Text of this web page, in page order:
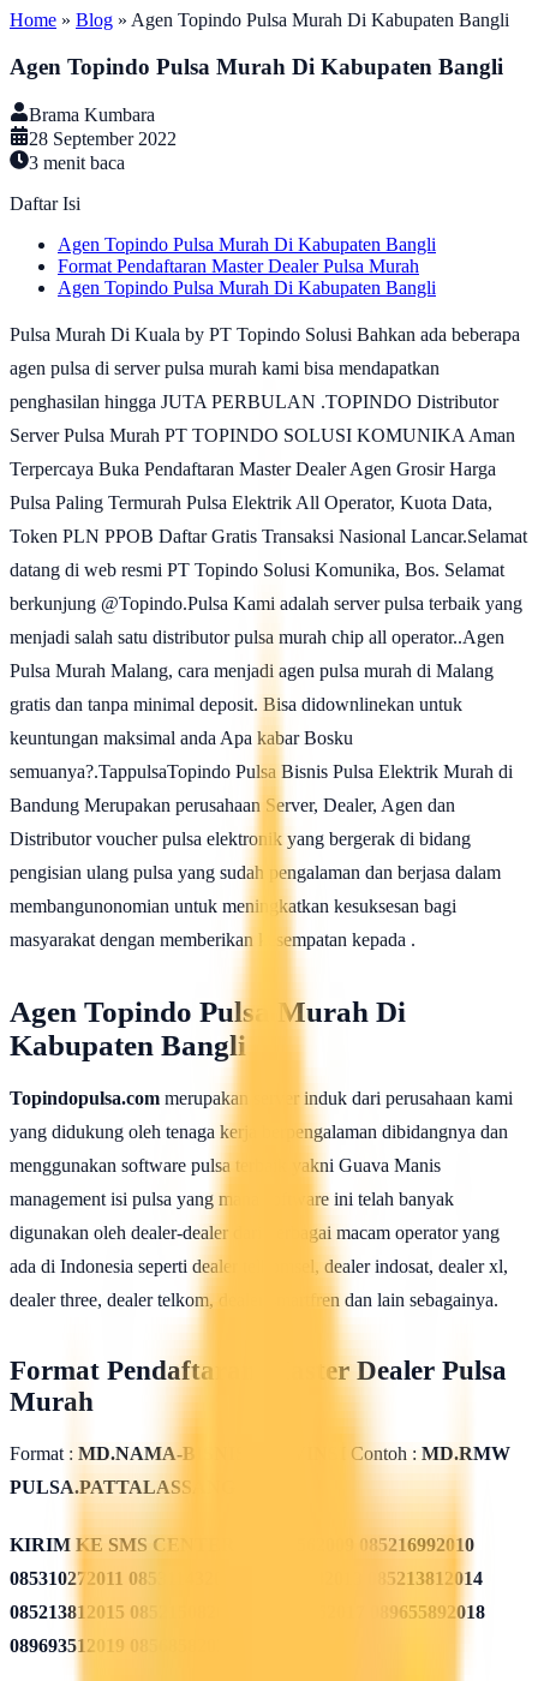
Home » Blog » Agen Topindo Pulsa Murah Di Kabupaten Bangli
Agen Topindo Pulsa Murah Di Kabupaten Bangli
Brama Kumbara
28 September 2022
3 menit baca
Daftar Isi
Agen Topindo Pulsa Murah Di Kabupaten Bangli
Format Pendaftaran Master Dealer Pulsa Murah
Agen Topindo Pulsa Murah Di Kabupaten Bangli
Pulsa Murah Di Kuala by PT Topindo Solusi Bahkan ada beberapa
agen pulsa di server pulsa murah kami bisa mendapatkan
penghasilan hingga JUTA PERBULAN .TOPINDO Distributor
Server Pulsa Murah PT TOPINDO SOLUSI KOMUNIKA Aman
Terpercaya Buka Pendaftaran Master Dealer Agen Grosir Harga
Pulsa Paling Termurah Pulsa Elektrik All Operator, Kuota Data,
Token PLN PPOB Daftar Gratis Transaksi Nasional Lancar.Selamat
datang di web resmi PT Topindo Solusi Komunika, Bos. Selamat
berkunjung @Topindo.Pulsa Kami adalah server pulsa terbaik yang
menjadi salah satu distributor pulsa murah chip all operator..Agen
Pulsa Murah Malang, cara menjadi agen pulsa murah di Malang
gratis dan tanpa minimal deposit. Bisa didownlinekan untuk
keuntungan maksimal anda Apa kabar Bosku
semuanya?.TappulsaTopindo Pulsa Bisnis Pulsa Elektrik Murah di
Bandung Merupakan perusahaan Server, Dealer, Agen dan
Distributor voucher pulsa elektronik yang bergerak di bidang
pengisian ulang pulsa yang sudah pengalaman dan berjasa dalam
membangunonomian untuk meningkatkan kesuksesan bagi
masyarakat dengan memberikan kesempatan kepada .
Agen Topindo Pulsa Murah Di
Kabupaten Bangli
Topindopulsa.com merupakan server induk dari perusahaan kami
yang didukung oleh tenaga kerja berpengalaman dibidangnya dan
menggunakan software pulsa terbaik yakni Guava Manis
management isi pulsa yang mana software ini telah banyak
digunakan oleh dealer-dealer dari berbagai macam operator yang
ada di Indonesia seperti dealer telkomsel, dealer indosat, dealer xl,
dealer three, dealer telkom, dealer smartfren dan lain sebagainya.
Format Pendaftaran Master Dealer Pulsa
Murah
Format : MD.NAMA-BISNIS.PROVINSI Contoh : MD.RMW
PULSA.PATTALASSANG
KIRIM KE SMS CENTER
085311562009 085216992010
085310272011 085311432012 085213782013 085213812014
085213812015 085215082016 085819962017 089655892018
089693512019 08568582020